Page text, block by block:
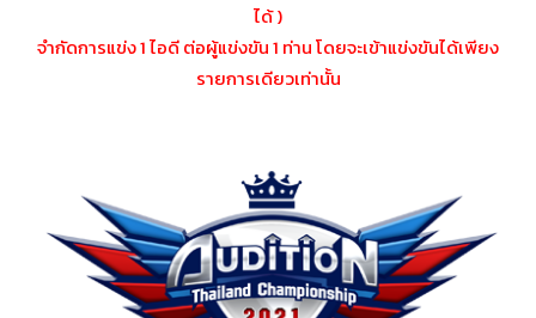
ได้ )
จำกัดการแข่ง 1 ไอดี ต่อผู้แข่งขัน 1 ท่าน โดยจะเข้าแข่งขันได้เพียง
รายการเดียวเท่านั้น